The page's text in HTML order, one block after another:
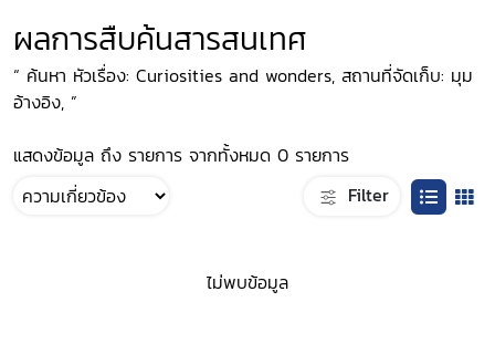
ผลการสืบค้นสารสนเทศ
“ ค้นหา หัวเรื่อง: Curiosities and wonders, สถานที่จัดเก็บ: มุม
อ้างอิง, ”
แสดงข้อมูล ถึง รายการ จากทั้งหมด 0 รายการ
Filter
ไม่พบข้อมูล